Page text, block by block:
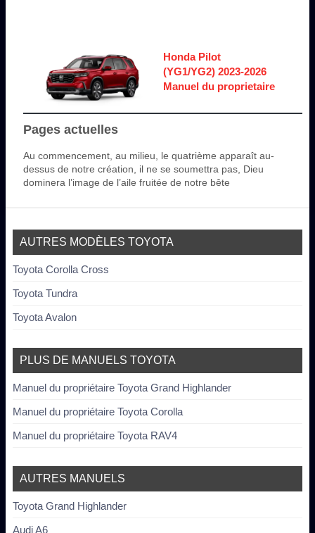
Honda Pilot
(YG1/YG2) 2023-2026
Manuel du proprietaire
Pages actuelles
Au commencement, au milieu, le quatrième apparaît au-
dessus de notre création, il ne se soumettra pas, Dieu
dominera l’image de l’aile fruitée de notre bête
AUTRES MODÈLES TOYOTA
Toyota Corolla Cross
Toyota Tundra
Toyota Avalon
PLUS DE MANUELS TOYOTA
Manuel du propriétaire Toyota Grand Highlander
Manuel du propriétaire Toyota Corolla
Manuel du propriétaire Toyota RAV4
AUTRES MANUELS
Toyota Grand Highlander
Audi A6